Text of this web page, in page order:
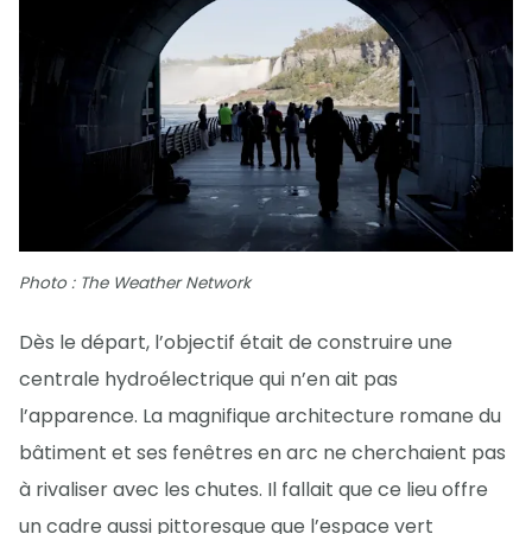
Photo : The Weather Network
Dès le départ, l’objectif était de construire une
centrale hydroélectrique qui n’en ait pas
l’apparence. La magnifique architecture romane du
bâtiment et ses fenêtres en arc ne cherchaient pas
à rivaliser avec les chutes. Il fallait que ce lieu offre
un cadre aussi pittoresque que l’espace vert